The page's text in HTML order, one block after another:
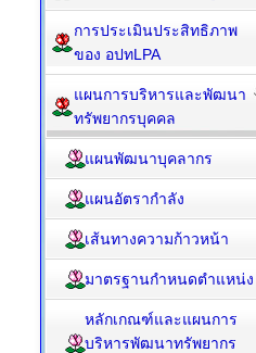
การประเมินประสิทธิภาพ
ของ อปทLPA
แผนการบริหารและพัฒนา
ทรัพยากรบุคคล
แผนพัฒนาบุคลากร
แผนอัตรากำลัง
เส้นทางความก้าวหน้า
มาตรฐานกำหนดตำแหน่ง
หลักเกณฑ์และแผนการ
บริหารพัฒนาทรัพยากร